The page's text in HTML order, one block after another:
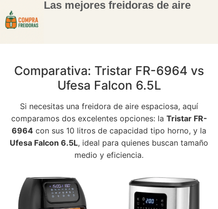
Las mejores freidoras de aire
Comparativa: Tristar FR-6964 vs
Ufesa Falcon 6.5L
Si necesitas una freidora de aire espaciosa, aquí
comparamos dos excelentes opciones: la Tristar FR-
6964 con sus 10 litros de capacidad tipo horno, y la
Ufesa Falcon 6.5L, ideal para quienes buscan tamaño
medio y eficiencia.